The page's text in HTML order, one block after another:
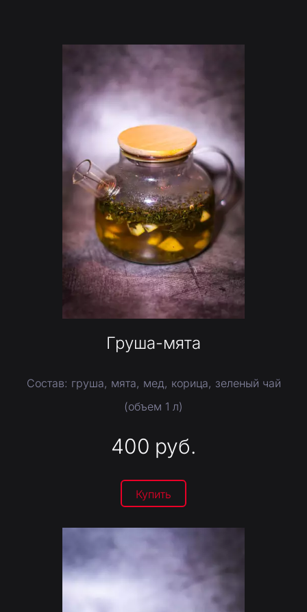
Груша-мята
Состав: груша, мята, мед, корица, зеленый чай
(объем 1 л)
400 руб.
Купить